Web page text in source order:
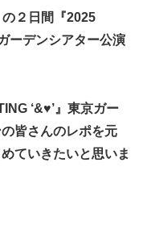
２日間『2025
ーデンシアター公演
‘&♥’』東京ガー
皆さんのレポを元
ていきたいと思いま